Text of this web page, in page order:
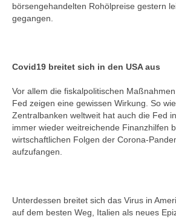
börsengehandelten Rohölpreise gestern
gegangen.
Covid19 breitet sich in den USA aus
Vor allem die fiskalpolitischen
Fed zeigen eine gewissen Wirkung. So
Zentralbanken weltweit hat auch die Fed
immer wieder weitreichende Finanzhilfen
wirtschaftlichen Folgen der Corona-
aufzufangen.
Unterdessen breitet sich das Virus in
auf dem besten Weg, Italien als neues